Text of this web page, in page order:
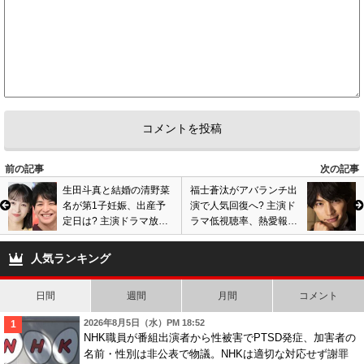
前の記事
次の記事
生田斗真と結婚の清野菜
名が第1子妊娠、出産予
定日は? 主演ドラマ放送
中で影響懸念、ネットで
物議
福士蒼汰がアバランチ出
演で人気回復へ? 主演ド
ラマ低視聴率、熱愛報道
でファン離れ加速し主演
人気ランキング
日間 週間 月間 コメント
2026年8月5日（水）PM 18:52
NHK職員が番組出演者から性被害でPTSD発症、加害者の
名前・性別は非公表で物議。NHKは適切な対応せず謝罪